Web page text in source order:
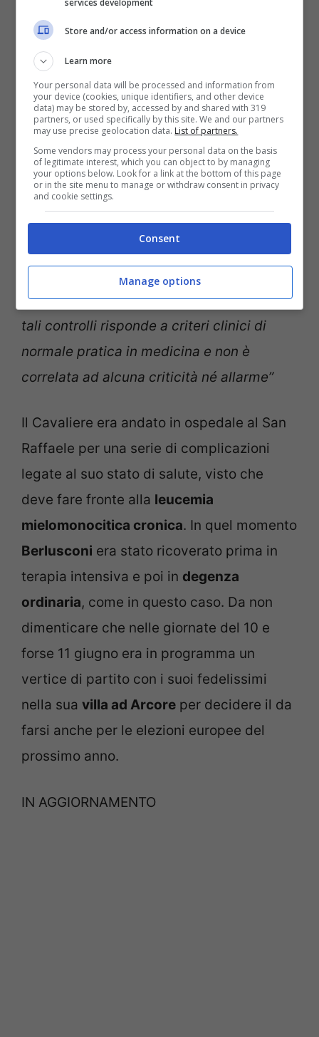
fedelissimi, è tornato in ospedale dopo non
meno di tre settimane dalle dimissioni. Da
non dimenticare che il 5 aprile del 2023
Silvio Berlusconiera stato ricoverato e la
sua situazione non era proprio
semplicissima. A spiegare il tutto un
comunicato del ProfessorZangrillo: “Il
PresidenteSilvio Berlusconi
ricoverato all’Ospedale San Raffaele per
l’esecuzione di accertamenti programmati
in relazione alla nota patologia
ematologica.L’anticipazione, ad oggi, di
tali controlli risponde a criteri clinici di
normale pratica in medicina e non è
correlata ad alcuna criticità né allarme”
Il Cavaliere era andato in ospedale al San
Raffaele per una serie di complicazioni
legate al suo stato di salute, visto che
deve fare fronte alla leucemia
mielomonocitica cronica. In quel momento
Berlusconi era stato ricoverato prima in
terapia intensiva e poi in degenza
ordinaria, come in questo caso. Da non
dimenticare che nelle giornate del 10 e
forse 11 giugno era in programma un
vertice di partito con i suoi fedelissimi
nella sua villa ad Arcore per decidere il da
farsi anche per le elezioni europee del
prossimo anno.
IN AGGIORNAMENTO
Store and/or access information on a device
Learn more
Your personal data will be processed and information from
your device (cookies, unique identifiers, and other device
data) may be stored by, accessed by and shared with 319
partners, or used specifically by this site. We and our partners
may use precise geolocation data. List of partners.
Some vendors may process your personal data on the basis
of legitimate interest, which you can object to by managing
your options below. Look for a link at the bottom of this page
or in the site menu to manage or withdraw consent in privacy
and cookie settings.
Consent
Manage options